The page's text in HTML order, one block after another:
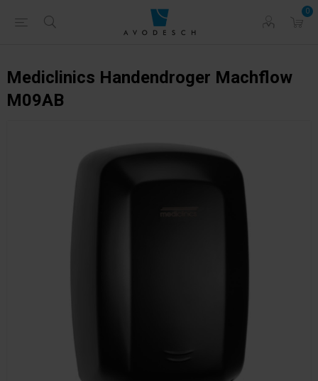
0
Mediclinics Handendroger Machflow
M09AB